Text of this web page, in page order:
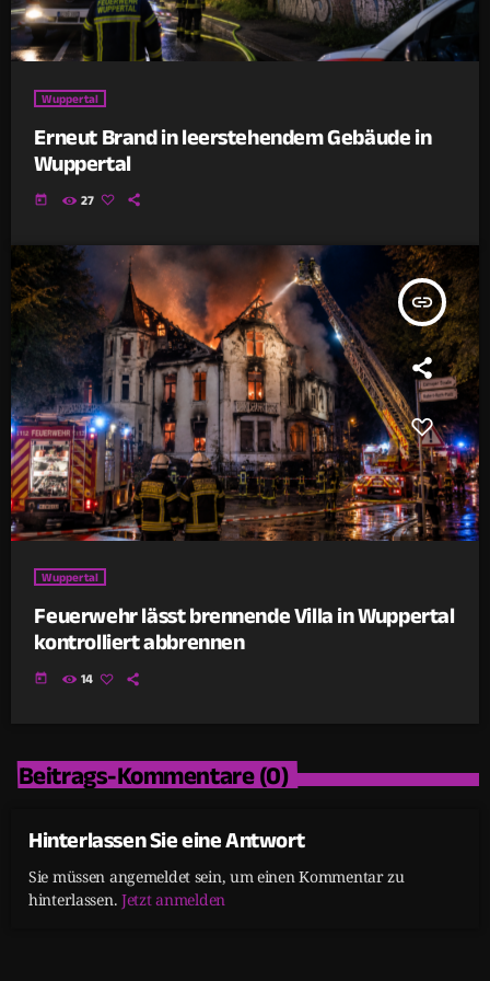
Wuppertal
Erneut Brand in leerstehendem Gebäude in
Wuppertal
today 27
insert_link
Wuppertal
Feuerwehr lässt brennende Villa in Wuppertal
kontrolliert abbrennen
today 14
Beitrags-Kommentare (0)
Hinterlassen Sie eine Antwort
Sie müssen angemeldet sein, um einen Kommentar zu
hinterlassen. Jetzt anmelden